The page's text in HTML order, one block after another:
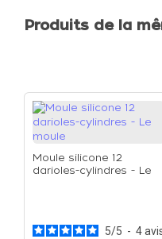
Produits de la
Moule silicone 12
darioles-cylindres - Le
5/5 - 4